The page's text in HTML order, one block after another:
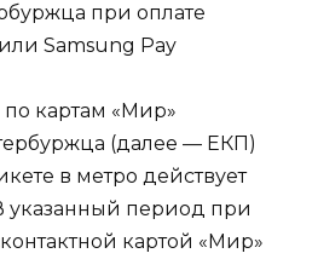
при оплате
Samsung Pay
по картам «Мир»
(далее — ЕКП)
в метро действует
указанный период при
картой «Мир»